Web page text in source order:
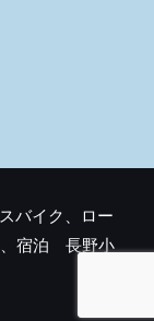
バイク、ロー
、宿泊 長野小